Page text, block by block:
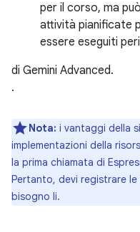
per il corso, ma
attività pianificate
essere eseguiti
di Gemini Advanced.
.
Nota: i vantaggi della
implementazioni della
la prima chiamata di
Pertanto, devi registrare le
bisogno li.